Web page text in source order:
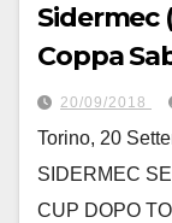
Sidermec
Coppa
20/09/2018
Torino, 20
SIDERMEC
CUP DOPO